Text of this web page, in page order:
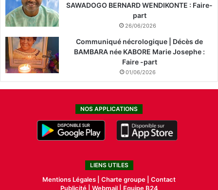
SAWADOGO BERNARD WENDIKONTE : Faire-
part
26/06/2026
Communiqué nécrologique | Décès de
BAMBARA née KABORE Marie Josephe :
Faire -part
01/06/2026
NOS APPLICATIONS
LIENS UTILES
Mentions Légales | Charte groupe | Contact
Publicité| Webmail |
Equipe B24